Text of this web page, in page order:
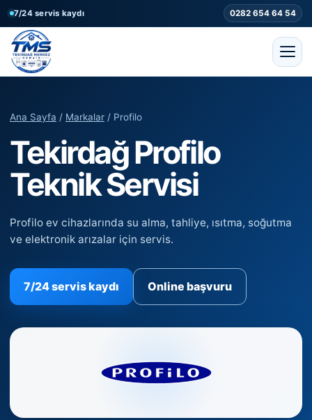
7/24 servis kaydı 0282 654 64 54
Ana Sayfa / Markalar / Profilo
Tekirdağ Profilo
Teknik Servisi
Profilo ev cihazlarında su alma, tahliye, ısıtma, soğutma
ve elektronik arızalar için servis.
7/24 servis kaydı Online başvuru